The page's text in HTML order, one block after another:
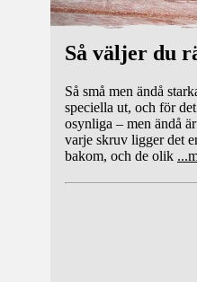
Så väljer du
Så små men ändå
speciella ut, och för
osynliga – men ändå
varje skruv ligger det
bakom, och de olik ...